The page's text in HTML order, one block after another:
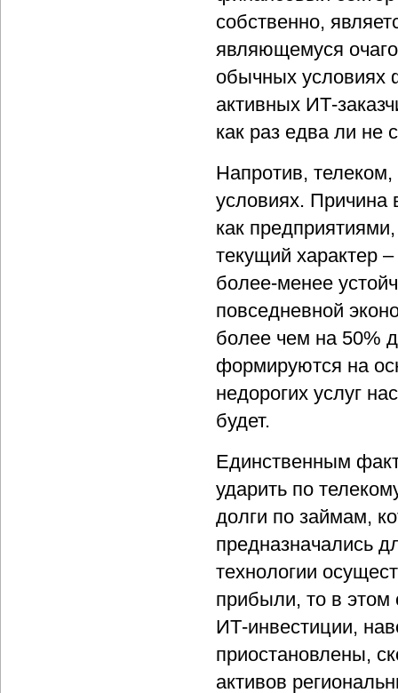
собственно,
являющемуся
обычных условиях
активных ИТ-
как раз едва ли
Напротив,
условиях. Причина
как
текущий характер
более-менее
повседневной
более чем на 50%
формируются на
недорогих услуг
будет.
Единственным
ударить по
долги по займам,
предназначались
технологии
прибыли, то в
ИТ-инвестиции,
приостановлены,
активов